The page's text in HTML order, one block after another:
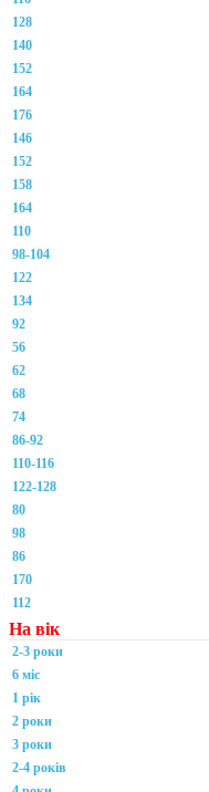
128
140
152
164
176
146
152
158
164
110
98-104
122
134
92
56
62
68
74
86-92
110-116
122-128
80
98
86
170
112
На вік
2-3 роки
6 міс
1 рік
2 роки
3 роки
2-4 років